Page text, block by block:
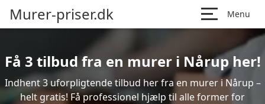
Murer-priser.dk Menu
Få 3 tilbud fra en murer i Nårup her!
Indhent 3 uforpligtende tilbud her fra en murer i Nårup –
helt gratis! Få professionel hjælp til alle former for